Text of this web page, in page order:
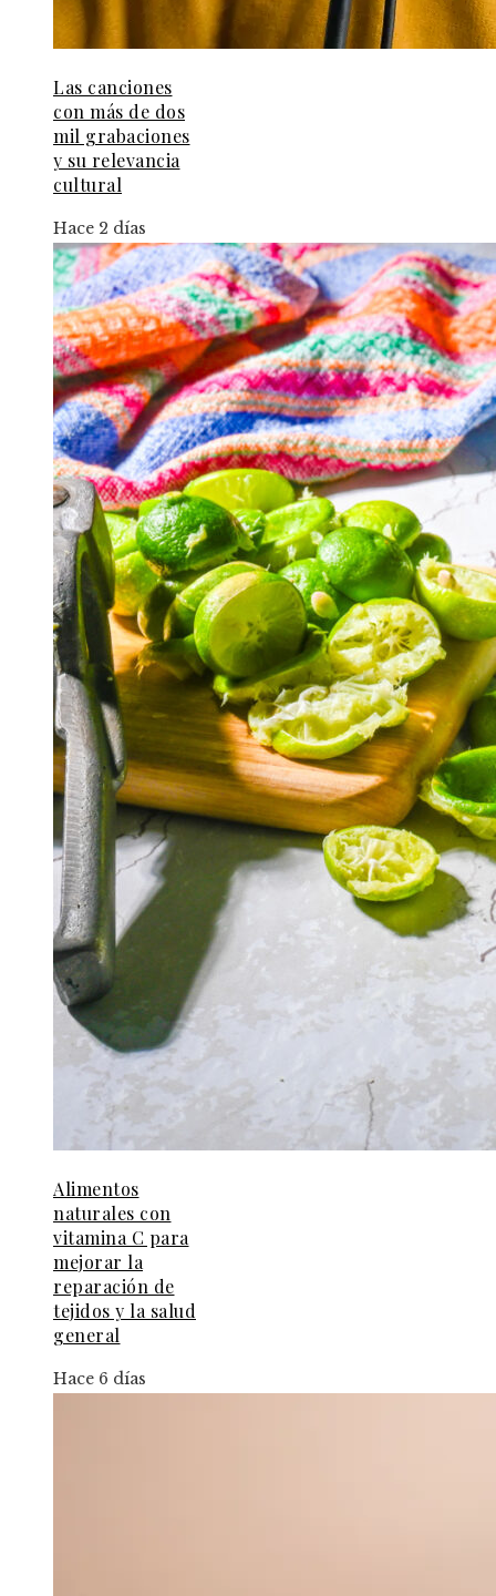
Las canciones
con más de dos
mil grabaciones
y su relevancia
cultural
Hace 2 días
Alimentos
naturales con
vitamina C para
mejorar la
reparación de
tejidos y la salud
general
Hace 6 días